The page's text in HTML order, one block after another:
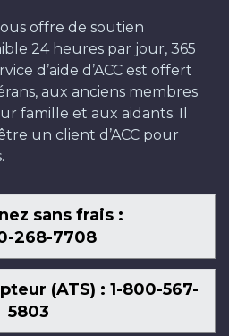
offre de soutien
24 heures par jour, 365
d’aide d’ACC est offert
aux anciens membres
famille et aux aidants. Il
un client d’ACC pour
sans frais :
268-7708
(ATS) : 1-800-567-
5803